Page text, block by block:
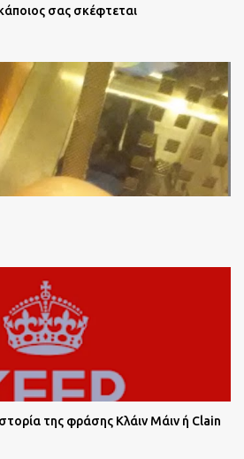
σας σκέφτεται
της φράσης Κλάιν Μάιν ή Clain